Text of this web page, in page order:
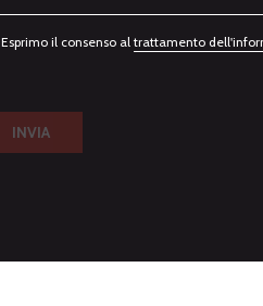
Esprimo il consenso al trattamento